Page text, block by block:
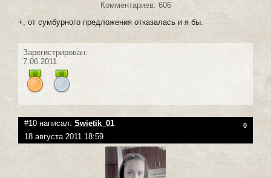
Комментариев: 606
+, от сумбурного предложения отказалась и я бы.
Зарегистрирован:
7.06.2011
#10 написал: Swietik_01 0
18 августа 2011 18:59